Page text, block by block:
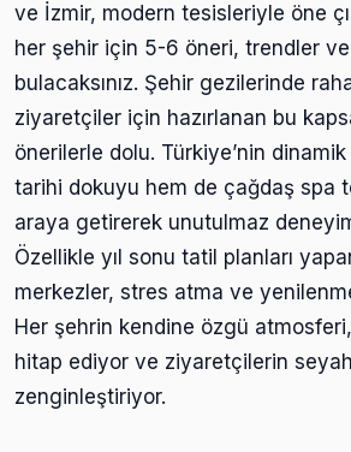
ve İzmir, modern tesisleriyle öne
her şehir için 5-6 öneri, trendler ve
bulacaksınız. Şehir gezilerinde
ziyaretçiler için hazırlanan bu
önerilerle dolu. Türkiye’nin
tarihi dokuyu hem de çağdaş spa
araya getirerek unutulmaz
Özellikle yıl sonu tatil planları
merkezler, stres atma ve
Her şehrin kendine özgü
hitap ediyor ve ziyaretçilerin
zenginleştiriyor.